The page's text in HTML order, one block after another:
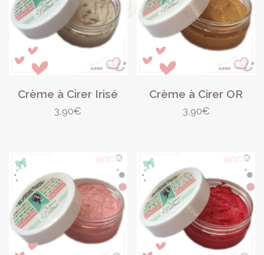
Crème à Cirer Irisé
3,90€
Crème à Cirer OR
3,90€